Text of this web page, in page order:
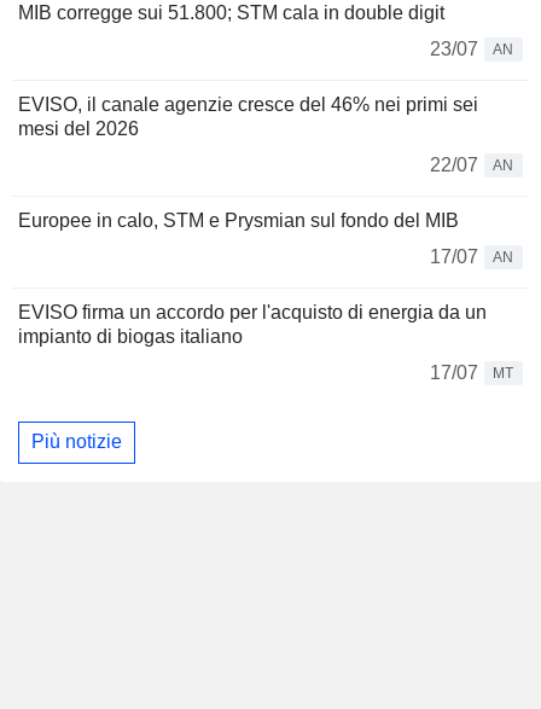
MIB corregge sui 51.800; STM cala in double digit
23/07
AN
EVISO, il canale agenzie cresce del 46% nei primi sei
mesi del 2026
22/07
AN
Europee in calo, STM e Prysmian sul fondo del MIB
17/07
AN
EVISO firma un accordo per l'acquisto di energia da un
impianto di biogas italiano
17/07
MT
Più notizie